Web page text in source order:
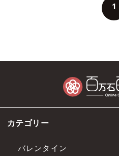
1
カテゴリー
バレンタイン